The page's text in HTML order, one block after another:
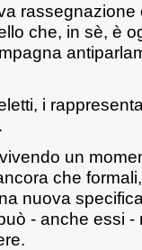
che, in sè, è
i
un
che
nuova
- anche essi -